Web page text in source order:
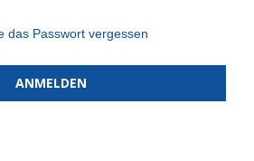
das Passwort vergessen
ANMELDEN